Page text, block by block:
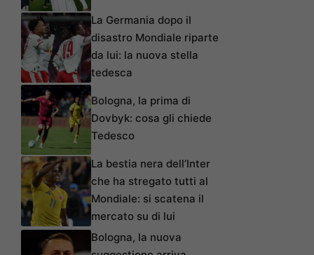
La Germania dopo il
disastro Mondiale riparte
da lui: la nuova stella
tedesca
Bologna, la prima di
Dovbyk: cosa gli chiede
Tedesco
La bestia nera dell’Inter
che ha stregato tutti al
Mondiale: si scatena il
mercato su di lui
Bologna, la nuova